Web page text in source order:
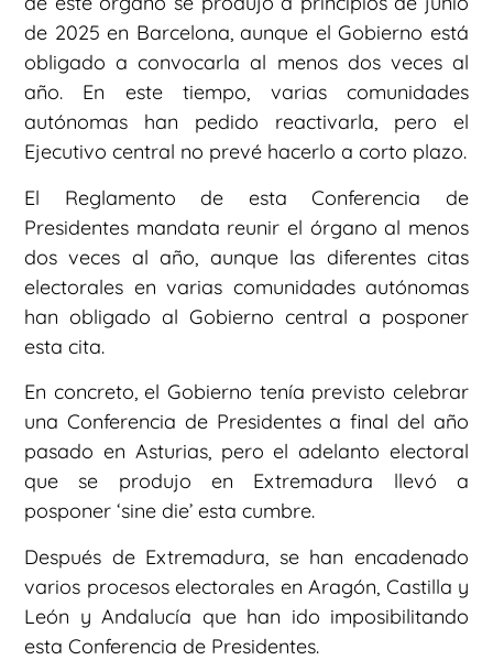
de 2025 en Barcelona, aunque el Gobierno está
obligado a convocarla al menos dos veces al
año. En este tiempo, varias comunidades
autónomas han pedido reactivarla, pero el
Ejecutivo central no prevé hacerlo a corto plazo.
El Reglamento de esta Conferencia de
Presidentes mandata reunir el órgano al menos
dos veces al año, aunque las diferentes citas
electorales en varias comunidades autónomas
han obligado al Gobierno central a posponer
esta cita.
En concreto, el Gobierno tenía previsto celebrar
una Conferencia de Presidentes a final del año
pasado en Asturias, pero el adelanto electoral
que se produjo en Extremadura llevó a
posponer ‘sine die’ esta cumbre.
Después de Extremadura, se han encadenado
varios procesos electorales en Aragón, Castilla y
León y Andalucía que han ido imposibilitando
esta Conferencia de Presidentes.